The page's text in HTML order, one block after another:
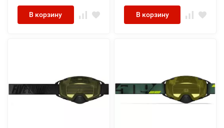
В корзину В корзину